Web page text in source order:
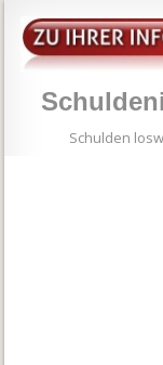
Schulden